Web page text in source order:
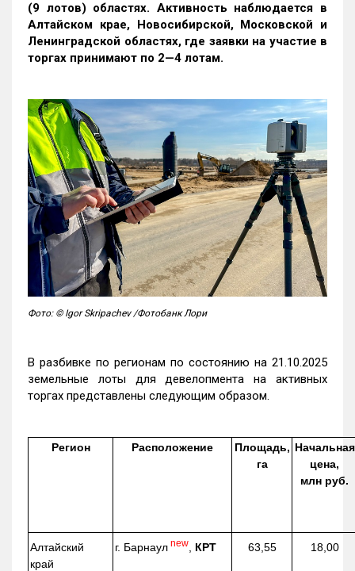
(9 лотов) областях. Активность наблюдается в
Алтайском крае, Новосибирской, Московской и
Ленинградской областях, где заявки на участие в
торгах принимают по 2—4 лотам.
Фото: © Igor Skripachev /Фотобанк Лори
В разбивке по регионам по состоянию на 21.10.2025
земельные лоты для девелопмента на активных
торгах представлены следующим образом.
Регион Расположение
Площадь,
га
Начальная
цена,
млн руб.
Алтайский
край
г. Барнаул new КРТ 63,55 18,00